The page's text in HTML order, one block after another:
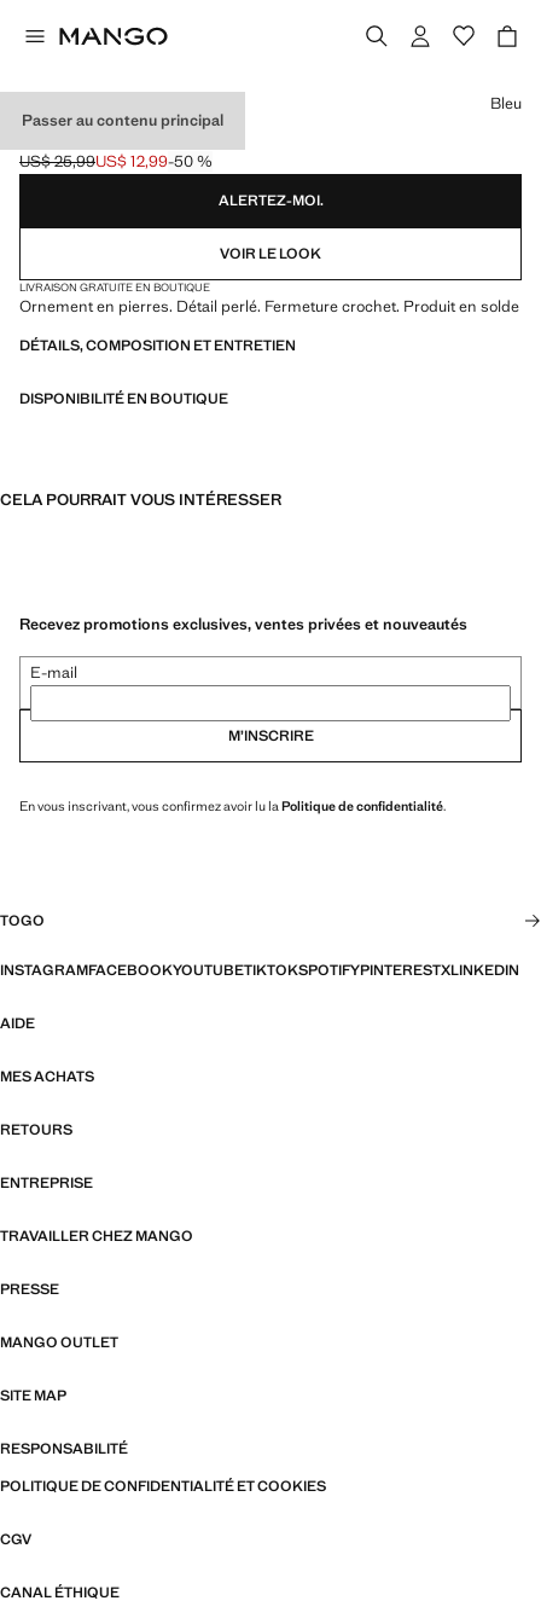
Passer au contenu principal
COLLIER PERLES
Prix initial barré [US$ 25,99 ]
US$ 25,99
Prix actuel [US$ 12,99 ]
US$ 12,99-50 %
Choisissez une couleur
Bleu
ALERTEZ-MOI.
VOIR LE LOOK
LIVRAISON GRATUITE EN BOUTIQUE
Ornement en pierres. Détail perlé. Fermeture crochet. Produit en solde
DÉTAILS, COMPOSITION ET ENTRETIEN
DISPONIBILITÉ EN BOUTIQUE
CELA POURRAIT VOUS INTÉRESSER
Recevez promotions exclusives, ventes privées et nouveautés
E-mail
M’INSCRIRE
En vous inscrivant, vous confirmez avoir lu la Politique de confidentialité.
TOGO
INSTAGRAMFACEBOOKYOUTUBETIKTOKSPOTIFYPINTERESTXLINKEDIN
AIDE
MES ACHATS
RETOURS
ENTREPRISE
TRAVAILLER CHEZ MANGO
PRESSE
MANGO OUTLET
SITE MAP
RESPONSABILITÉ
POLITIQUE DE CONFIDENTIALITÉ ET COOKIES
CGV
CANAL ÉTHIQUE